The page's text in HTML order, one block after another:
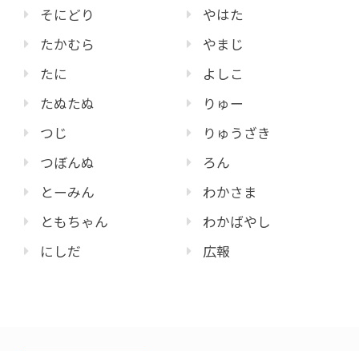
そにどり
たかむら
たに
たぬたぬ
つじ
つぼんぬ
とーみん
ともちゃん
にしだ
やはた
やまじ
よしこ
りゅー
りゅうざき
ろん
わかさま
わかばやし
広報